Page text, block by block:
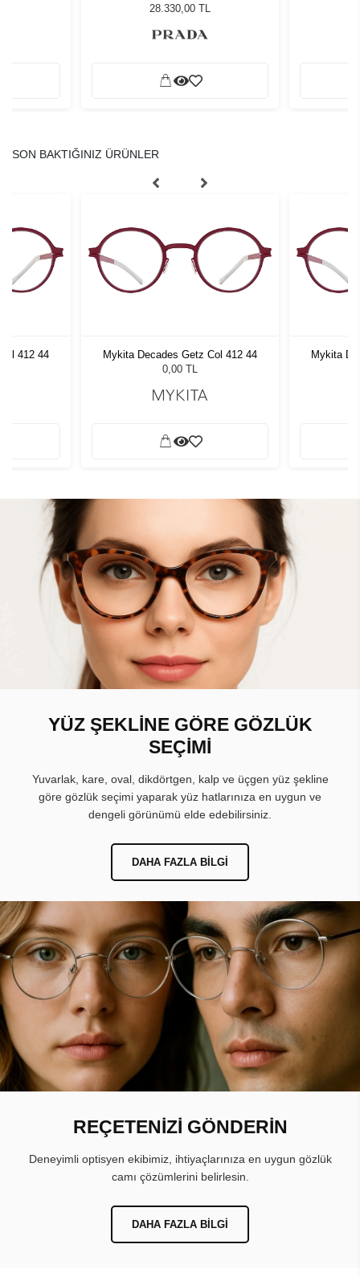
Güneş Gözlüğü
28.330,00 TL
SON BAKTIĞINIZ ÜRÜNLER
412 44
Mykita Decades Getz Col 412 44
0,00 TL
Mykita
YÜZ ŞEKLİNE GÖRE GÖZLÜK
SEÇİMİ
Yuvarlak, kare, oval, dikdörtgen, kalp ve üçgen yüz şekline
göre gözlük seçimi yaparak yüz hatlarınıza en uygun ve
dengeli görünümü elde edebilirsiniz.
DAHA FAZLA BILGI
REÇETENİZİ GÖNDERİN
Deneyimli optisyen ekibimiz, ihtiyaçlarınıza en uygun gözlük
camı çözümlerini belirlesin.
DAHA FAZLA BILGI